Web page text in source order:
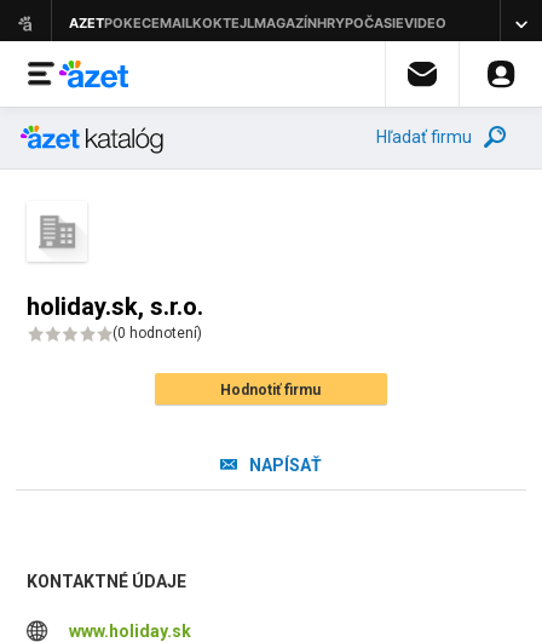
Hľadať firmu
holiday.sk, s.r.o.
(0 hodnotení)
Hodnotiť firmu
NAPÍSAŤ
KONTAKTNÉ ÚDAJE
www.holiday.sk